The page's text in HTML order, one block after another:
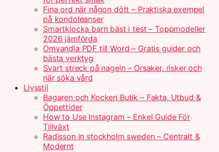
Fina ord när någon dött – Praktiska exempel
på kondoleanser
Smartklocka barn bäst i test – Toppmodeller
2026 jämförda
Omvandla PDF till Word – Gratis guider och
bästa verktyg
Svart streck på nageln – Orsaker, risker och
när söka vård
Livsstil
Bagaren och Kocken Butik – Fakta, Utbud &
Öppettider
How to Use Instagram – Enkel Guide För
Tillväxt
Radisson in stockholm sweden – Centralt &
Modernt